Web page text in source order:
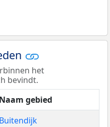
het
bevindt.
Naam gebied
Buitendijk